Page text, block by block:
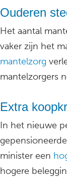
Ouderen
Het aantal
vaker zijn het
mantelzorg
mantelzorgers
Extra
In het nieuwe
minister een
hogere